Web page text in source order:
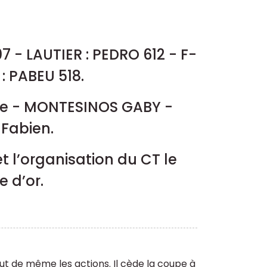
- LAUTIER : PEDRO 612 - F-
PABEU 518.
MONTESINOS GABY -
l’organisation du CT le
d’or.
de même les actions. Il cède la coupe à